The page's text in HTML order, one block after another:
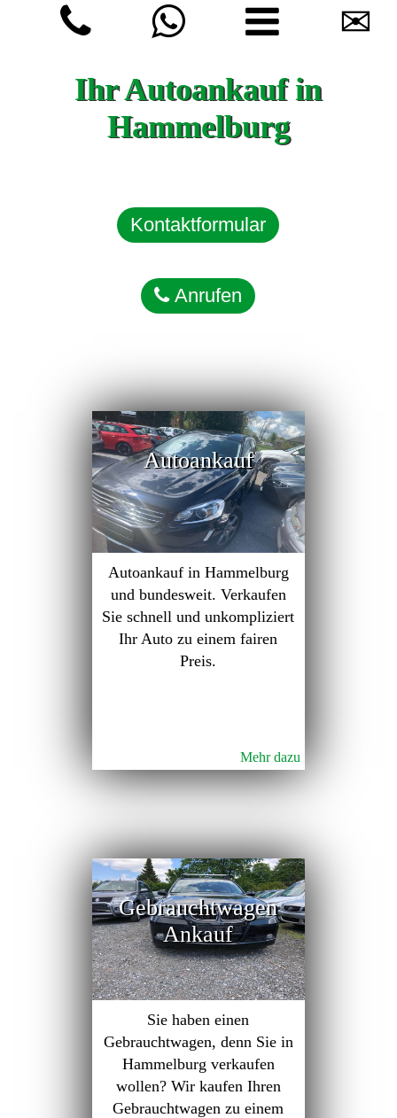
✉
Ihr Autoankauf in
Hammelburg
Kontaktformular
Anrufen
Autoankauf
Autoankauf in Hammelburg
und bundesweit. Verkaufen
Sie schnell und unkompliziert
Ihr Auto zu einem fairen
Preis.
Mehr dazu
Gebrauchtwagen
Ankauf
Sie haben einen
Gebrauchtwagen, denn Sie in
Hammelburg verkaufen
wollen? Wir kaufen Ihren
Gebrauchtwagen zu einem